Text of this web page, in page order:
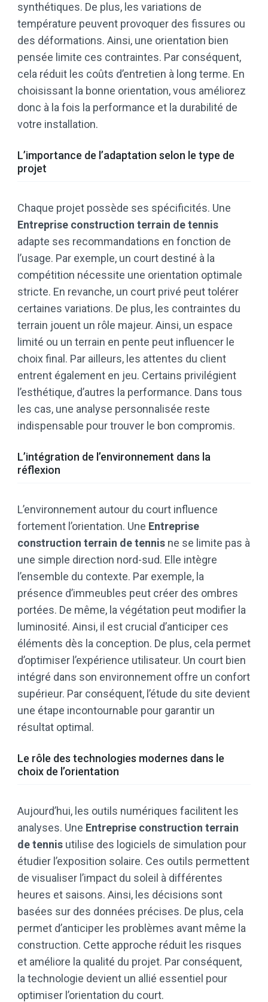
synthétiques. De plus, les variations de
température peuvent provoquer des fissures ou
des déformations. Ainsi, une orientation bien
pensée limite ces contraintes. Par conséquent,
cela réduit les coûts d’entretien à long terme. En
choisissant la bonne orientation, vous améliorez
donc à la fois la performance et la durabilité de
votre installation.
L’importance de l’adaptation selon le type de
projet
Chaque projet possède ses spécificités. Une
Entreprise construction terrain de tennis
adapte ses recommandations en fonction de
l’usage. Par exemple, un court destiné à la
compétition nécessite une orientation optimale
stricte. En revanche, un court privé peut tolérer
certaines variations. De plus, les contraintes du
terrain jouent un rôle majeur. Ainsi, un espace
limité ou un terrain en pente peut influencer le
choix final. Par ailleurs, les attentes du client
entrent également en jeu. Certains privilégient
l’esthétique, d’autres la performance. Dans tous
les cas, une analyse personnalisée reste
indispensable pour trouver le bon compromis.
L’intégration de l’environnement dans la
réflexion
L’environnement autour du court influence
fortement l’orientation. Une Entreprise
construction terrain de tennis ne se limite pas à
une simple direction nord-sud. Elle intègre
l’ensemble du contexte. Par exemple, la
présence d’immeubles peut créer des ombres
portées. De même, la végétation peut modifier la
luminosité. Ainsi, il est crucial d’anticiper ces
éléments dès la conception. De plus, cela permet
d’optimiser l’expérience utilisateur. Un court bien
intégré dans son environnement offre un confort
supérieur. Par conséquent, l’étude du site devient
une étape incontournable pour garantir un
résultat optimal.
Le rôle des technologies modernes dans le
choix de l’orientation
Aujourd’hui, les outils numériques facilitent les
analyses. Une Entreprise construction terrain
de tennis utilise des logiciels de simulation pour
étudier l’exposition solaire. Ces outils permettent
de visualiser l’impact du soleil à différentes
heures et saisons. Ainsi, les décisions sont
basées sur des données précises. De plus, cela
permet d’anticiper les problèmes avant même la
construction. Cette approche réduit les risques
et améliore la qualité du projet. Par conséquent,
la technologie devient un allié essentiel pour
optimiser l’orientation du court.